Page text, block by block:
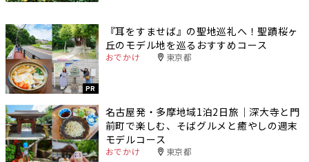
PR
『耳をすませば』の聖地巡礼へ！聖蹟桜ヶ
丘のモデル地を巡るおすすめコース
おでかけ 東京都
名古屋発・多摩地域1泊2日旅｜深大寺と門
前町で楽しむ、そばグルメと癒やしの週末
モデルコース
おでかけ 東京都